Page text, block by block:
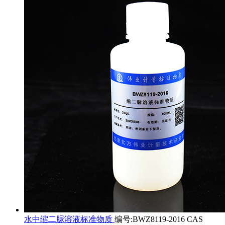
水中缩二脲溶液标准物质 编号:BWZ8119-2016 CAS